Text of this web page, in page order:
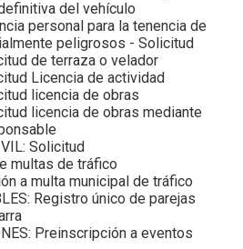
del vehículo
personal para la tenencia de
peligrosos - Solicitud
de terraza o velador
Licencia de actividad
licencia de obras
licencia de obras mediante
Solicitud
multas de tráfico
a multa municipal de tráfico
Registro único de parejas
Preinscripción a eventos